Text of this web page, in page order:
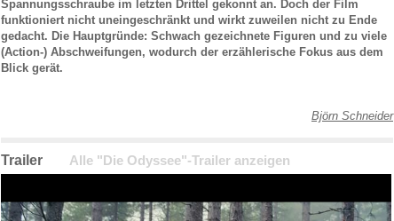
Spannungsschraube im letzten Drittel gekonnt an. Doch der Film
funktioniert nicht uneingeschränkt und wirkt zuweilen nicht zu Ende
gedacht. Die Hauptgründe: Schwach gezeichnete Figuren und zu viele
(Action-) Abschweifungen, wodurch der erzählerische Fokus aus dem
Blick gerät.
Björn Schneider
Trailer Alle "Die Odyssee"-Trailer anzeigen